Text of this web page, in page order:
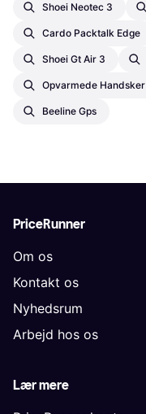
Shoei Neotec 3
Cardo Packtalk Edge
Shoei Gt Air 3
Opvarmede Handsker
Beeline Gps
PriceRunner
Om os
Kontakt os
Nyhedsrum
Arbejd hos os
Lær mere